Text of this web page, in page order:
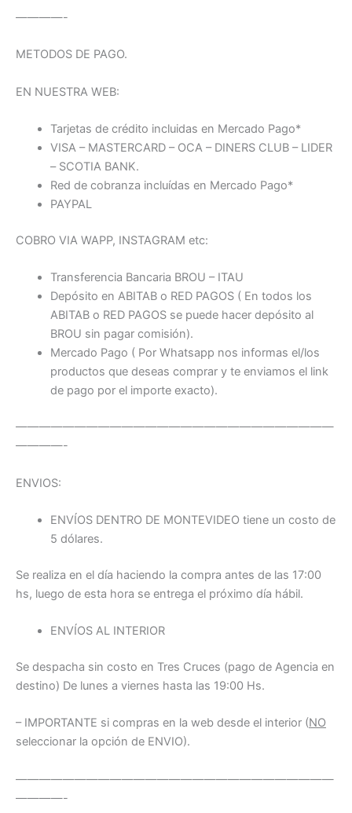
————-
METODOS DE PAGO.
EN NUESTRA WEB:
Tarjetas de crédito incluidas en Mercado Pago*
VISA – MASTERCARD – OCA – DINERS CLUB – LIDER
– SCOTIA BANK.
Red de cobranza incluídas en Mercado Pago*
PAYPAL
COBRO VIA WAPP, INSTAGRAM etc:
Transferencia Bancaria BROU – ITAU
Depósito en ABITAB o RED PAGOS ( En todos los
ABITAB o RED PAGOS se puede hacer depósito al
BROU sin pagar comisión).
Mercado Pago ( Por Whatsapp nos informas el/los
productos que deseas comprar y te enviamos el link
de pago por el importe exacto).
———————————————————————————
————-
ENVIOS:
ENVÍOS DENTRO DE MONTEVIDEO tiene un costo de
5 dólares.
Se realiza en el día haciendo la compra antes de las 17:00
hs, luego de esta hora se entrega el próximo día hábil.
ENVÍOS AL INTERIOR
Se despacha sin costo en Tres Cruces (pago de Agencia en
destino) De lunes a viernes hasta las 19:00 Hs.
– IMPORTANTE si compras en la web desde el interior (NO
seleccionar la opción de ENVIO).
———————————————————————————
————-